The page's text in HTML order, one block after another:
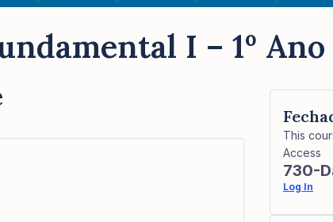
I – 1º
This
Access
730-
Log In